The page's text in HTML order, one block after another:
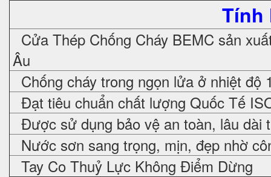
Tính
Cửa Thép Chống Cháy BEMC sản
Âu
Chống cháy trong ngọn lửa ở nhiệt độ
Đạt tiêu chuẩn chất lượng Quốc Tế
Được sử dụng bảo vệ an toàn, lâu dài
Nước sơn sang trọng, mịn, đẹp nhờ
Tay Co Thuỷ Lực Không Điểm Dừng